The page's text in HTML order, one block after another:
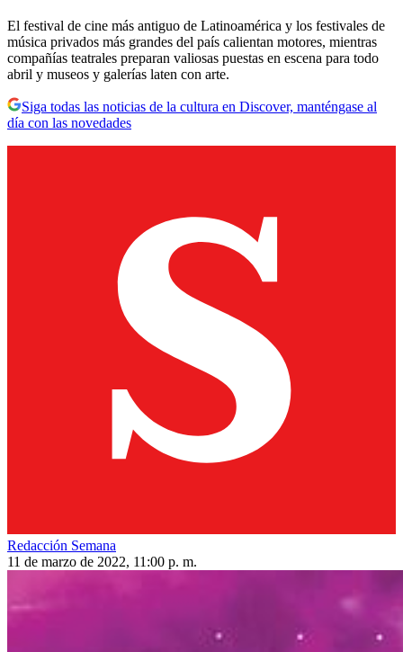
El festival de cine más antiguo de Latinoamérica y los festivales de
música privados más grandes del país calientan motores, mientras
compañías teatrales preparan valiosas puestas en escena para todo
abril y museos y galerías laten con arte.
Siga todas las noticias de la cultura en Discover, manténgase al
día con las novedades
Redacción Semana
11 de marzo de 2022, 11:00 p. m.